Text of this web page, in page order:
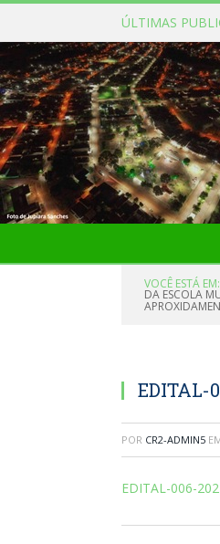
ÚLTIMAS
VOCÊ ESTÁ EM:
DA ESCOLA
EDITAL-
POR CR2-ADMIN5
EDITAL-006-